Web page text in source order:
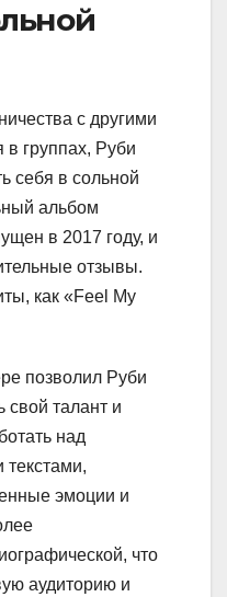
с другими
в группах, Руби
себя в сольной
альбом
в 2017 году, и
отзывы.
как «Feel My
позволил Руби
свой талант и
над
эмоции и
что
аудиторию и